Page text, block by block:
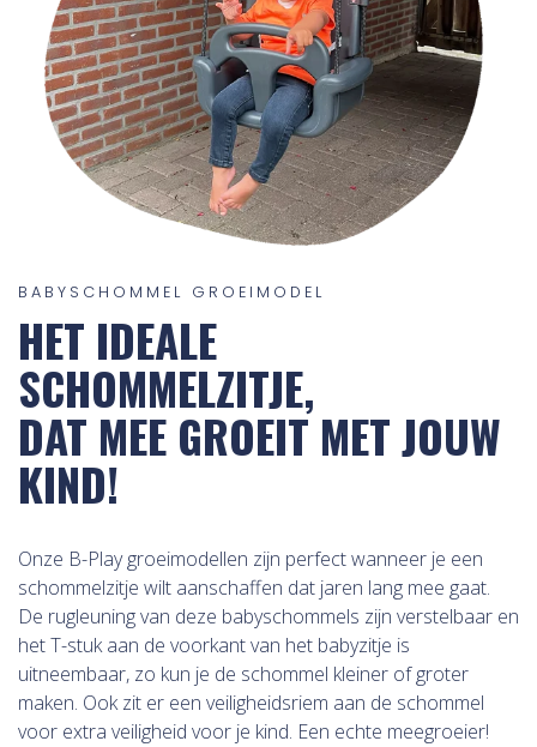
BABYSCHOMMEL GROEIMODEL
HET IDEALE
SCHOMMELZITJE,
DAT MEE GROEIT MET JOUW
KIND!
Onze B-Play groeimodellen zijn perfect wanneer je een
schommelzitje wilt aanschaffen dat jaren lang mee gaat.
De rugleuning van deze babyschommels zijn verstelbaar en
het T-stuk aan de voorkant van het babyzitje is
uitneembaar, zo kun je de schommel kleiner of groter
maken. Ook zit er een veiligheidsriem aan de schommel
voor extra veiligheid voor je kind. Een echte meegroeier!